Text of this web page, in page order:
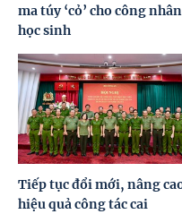
ma túy ‘cỏ’ cho công
học sinh
Tiếp tục đổi mới, nâng
hiệu quả công tác cai